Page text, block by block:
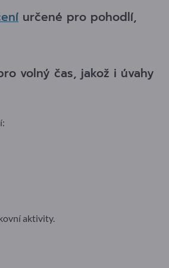
určené pro pohodlí,
volný čas, jakož i úvahy
aktivity.